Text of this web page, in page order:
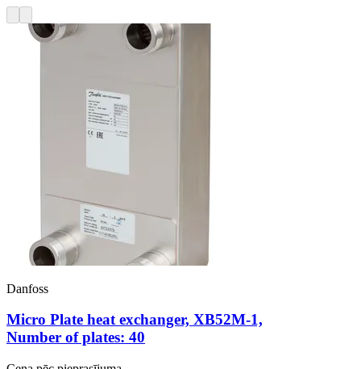
Danfoss
Micro Plate heat exchanger, XB52M-1,
Number of plates: 40